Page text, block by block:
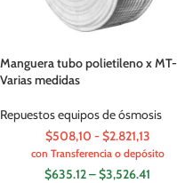
Manguera tubo polietileno x MT-
Varias medidas
Repuestos equipos de ósmosis
$508,10 - $2.821,13
con Transferencia o depósito
$635.12–$3,526.41